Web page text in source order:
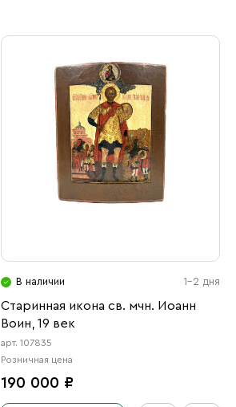
В наличии 1-2 дня
Старинная икона св. мчн. Иоанн
Воин, 19 век
арт. 107835
Розничная цена
190 000 ₽